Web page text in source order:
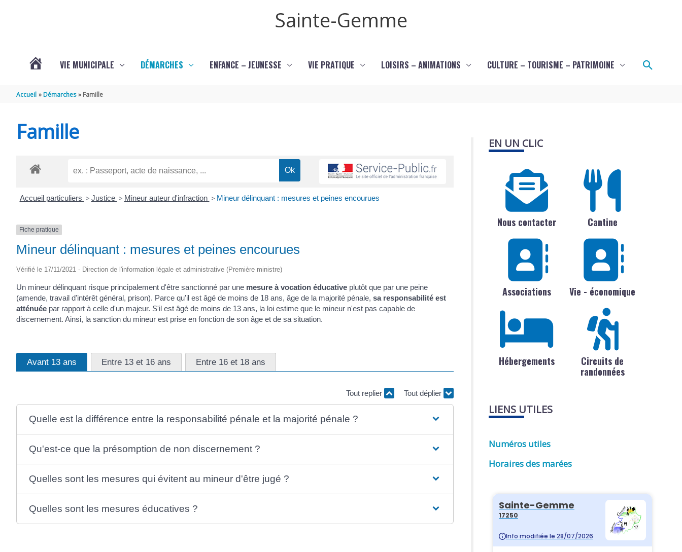
Sainte-Gemme
GEMME
VIE MUNICIPALE DÉMARCHES ENFANCE – JEUNESSE VIE PRATIQUE LOISIRS – ANIMATIONS CULTURE – TOURISME – PATRIMOINE
Accueil Démarches Famille
Famille
Accueil particuliers > Justice > Mineur auteur d'infraction > Mineur délinquant : mesures et peines encourues
Fiche pratique
Mineur délinquant : mesures et peines encourues
Vérifié le 17/11/2021 - Direction de l'information légale et administrative (Première ministre)
Un mineur délinquant risque principalement d'être sanctionné par une mesure à vocation éducative plutôt que par une peine
(amende, travail d'intérêt général, prison). Parce qu'il est âgé de moins de 18 ans, âge de la majorité pénale, sa responsabilité est
atténuée par rapport à celle d'un majeur. S'il est âgé de moins de 13 ans, la loi estime que le mineur n'est pas capable de
discernement. Ainsi, la sanction du mineur est prise en fonction de son âge et de sa situation.
Avant 13 ans Entre 13 et 16 ans Entre 16 et 18 ans
Tout replier Tout déplier
Quelle est la différence entre la responsabilité pénale et la majorité pénale ?
Qu'est-ce que la présomption de non discernement ?
Quelles sont les mesures qui évitent au mineur d'être jugé ?
Quelles sont les mesures éducatives ?
EN UN CLIC
Nous contacter Cantine
Associations Vie - économique
Hébergements
Circuits de
randonnées
LIENS UTILES
Numéros utiles
Horaires des marées